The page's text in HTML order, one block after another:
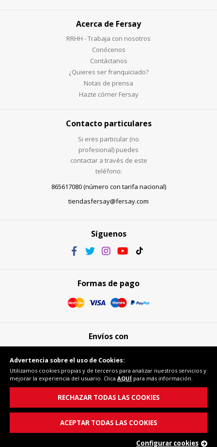
Acerca de Fersay
RRHH - Trabaja con nosotros
Conócenos
Contáctanos
¿Quieres ser franquiciado?
Notas de prensa
Hazte córner Fersay
Contacto particulares
Si eres particular (no
profesional) puedes
contactar a través de este
teléfono:
865617080 (número con tarifa nacional)
tiendasfersay@fersay.com
Síguenos
Formas de pago
Envíos con
Compra segura
Advertencia sobre el uso de Cookies:
Utilizamos cookies propias y de terceros para analizar nuestros servicios y
mejorar la experiencia del usuario. Clica AQUÍ para más información.
RECHAZAR TODAS LAS COOKIES
ACEPTAR TODAS LAS COOKIES
Configurar cookies